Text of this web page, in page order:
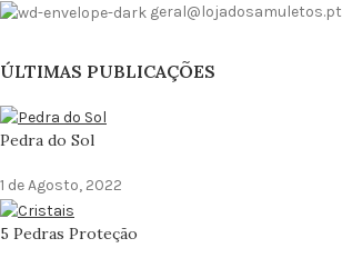
geral@lojadosamuletos.pt
ÚLTIMAS PUBLICAÇÕES
Pedra do Sol
1 de Agosto, 2022
5 Pedras Proteção